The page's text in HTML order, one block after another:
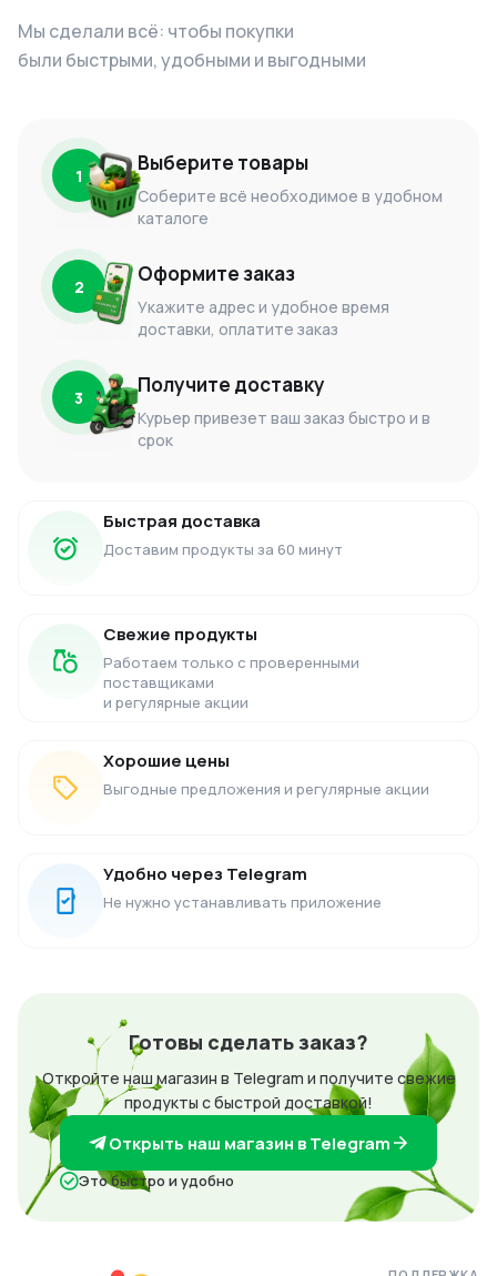
Мы сделали всё: чтобы покупки
были быстрыми, удобными и выгодными
1 Выберите товары
Соберите всё необходимое в удобном
каталоге
2 Оформите заказ
Укажите адрес и удобное время
доставки, оплатите заказ
3 Получите доставку
Курьер привезет ваш заказ быстро и в
срок
Быстрая доставка
Доставим продукты за 60 минут
Свежие продукты
Работаем только с проверенными
поставщиками
и регулярные акции
Хорошие цены
Выгодные предложения и регулярные акции
Удобно через Telegram
Не нужно устанавливать приложение
Готовы сделать заказ?
Откройте наш магазин в Telegram и получите свежие
продукты с быстрой доставкой!
Открыть наш магазин в Telegram
Это быстро и удобно